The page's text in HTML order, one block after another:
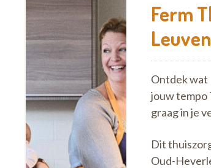
Ferm
Leuven
Ontdek wat
jouw tempo
graag in je
Dit
Oud-